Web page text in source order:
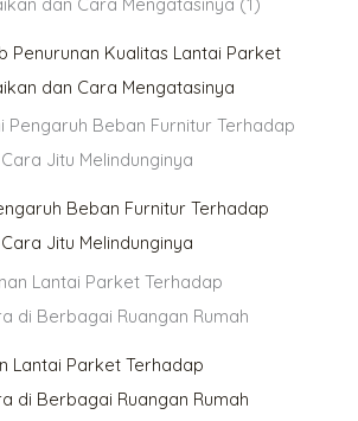
Penurunan Kualitas Lantai Parket
dan Cara Mengatasinya
Beban Furnitur Terhadap
Jitu Melindunginya
Lantai Parket Terhadap
di Berbagai Ruangan Rumah